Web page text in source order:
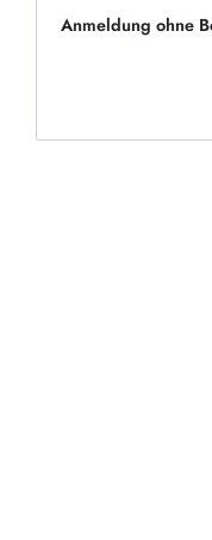
Anmeldung ohne